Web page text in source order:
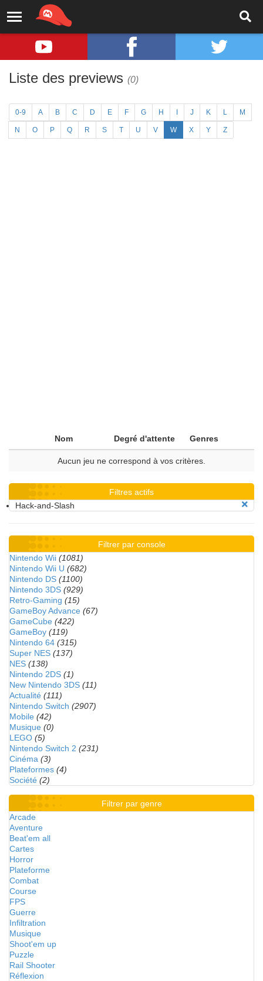
Liste des previews (0)
0-9 A B C D E F G H J K L M
N O P Q R S T U V W X Y Z
Nom Degré d'attente Genres
Aucun jeu ne correspond à vos critères.
Filtres actifs
Hack-and-Slash
Filtrer par console
Nintendo Wii (1081)
Nintendo Wii U (682)
Nintendo DS (1100)
Nintendo 3DS (929)
Retro-Gaming (15)
GameBoy Advance (67)
GameCube (422)
GameBoy (119)
Nintendo 64 (315)
Super NES (137)
NES (138)
Nintendo 2DS (1)
New Nintendo 3DS (11)
Actualité (111)
Nintendo Switch (2907)
Mobile (42)
Musique (0)
LEGO (5)
Nintendo Switch 2 (231)
Cinéma (3)
Plateformes (4)
Société (2)
Filtrer par genre
Arcade
Aventure
Beat'em all
Cartes
Horror
Plateforme
Combat
Course
FPS
Guerre
Infiltration
Musique
Shoot'em up
Puzzle
Rail Shooter
Réflexion